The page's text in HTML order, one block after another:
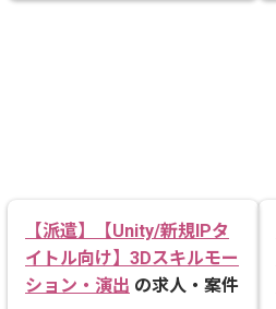
【派遣】【Unity/新規IPタ
イトル向け】3Dスキルモー
ション・演出 の求人・案件